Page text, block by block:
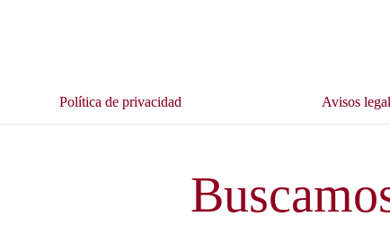
Política de privacidad Avisos